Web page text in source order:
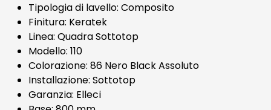
Tipologia di lavello: Composito
Finitura: Keratek
Linea: Quadra Sottotop
Modello: 110
Colorazione: 86 Nero Black Assoluto
Installazione: Sottotop
Garanzia: Elleci